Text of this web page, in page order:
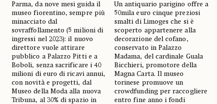
Parma, da nove mesi guida il
museo fiorentino, sempre più
minacciato dal
sovraffollamento (5 milioni di
ingressi nel 2023): il nuovo
direttore vuole attirare
pubblico a Palazzo Pitti e a
Boboli, senza sacrificare i 40
milioni di euro di ricavi annui,
con novità e progetti, dal
Museo della Moda alla nuova
Tribuna, al 30% di spazio in
Un antiquario parigino offre a
50mila euro cinque preziosi
smalti di Limoges che si è
scoperto appartenere alla
decorazione del cofano,
conservato in Palazzo
Madama, del cardinale Guala
Bicchieri, promotore della
Magna Carta. Il museo
torinese promuove un
crowdfunding per raccogliere
entro fine anno i fondi